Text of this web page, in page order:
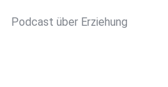
Podcast über Erziehung